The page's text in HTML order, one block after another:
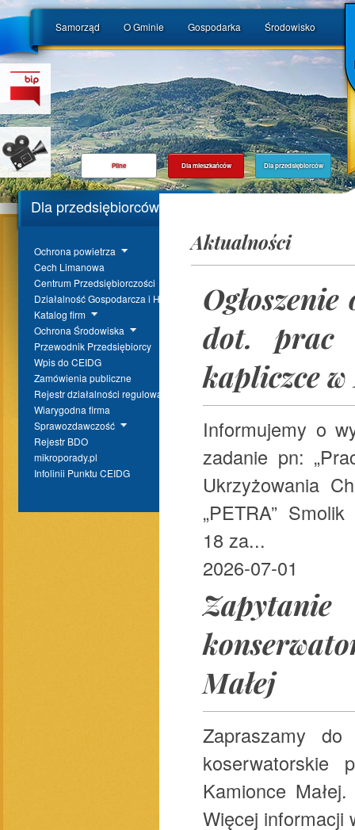
Samorząd O Gminie Gospodarka Środowisko
Pilne Dla mieszkańców Dla przedsiębiorców
Dla przedsiębiorców
Ochrona powietrza
Cech Limanowa
Centrum Przedsiębiorczości
Działalność Gospodarcza i Handel
Katalog firm
Ochrona Środowiska
Przewodnik Przedsiębiorcy
Wpis do CEIDG
Zamówienia publiczne
Rejestr działalności regulowanej
Wiarygodna firma
Sprawozdawczość
Rejestr BDO
mikroporady.pl
Infolinii Punktu CEIDG
Aktualności
dot. prac
kapliczce
Informujemy o
zadanie pn:
Ukrzyżowania
„PETRA”
18 za...
2026-07-01
Małej
Zapraszamy
koserwatorskie
Kamionce
Więcej informacji